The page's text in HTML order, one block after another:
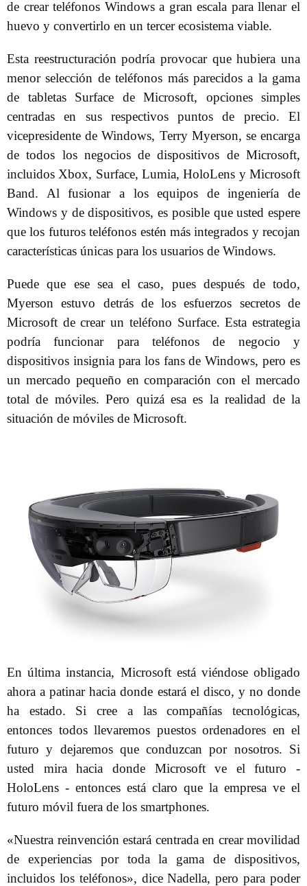
de crear teléfonos Windows a gran escala para llenar el
huevo y convertirlo en un tercer ecosistema viable.
Esta reestructuración podría provocar que hubiera una
menor selección de teléfonos más parecidos a la gama
de tabletas Surface de Microsoft, opciones simples
centradas en sus respectivos puntos de precio. El
vicepresidente de Windows, Terry Myerson, se encarga
de todos los negocios de dispositivos de Microsoft,
incluidos Xbox, Surface, Lumia, HoloLens y Microsoft
Band. Al fusionar a los equipos de ingeniería de
Windows y de dispositivos, es posible que usted espere
que los futuros teléfonos estén más integrados y recojan
características únicas para los usuarios de Windows.
Puede que ese sea el caso, pues después de todo,
Myerson estuvo detrás de los esfuerzos secretos de
Microsoft de crear un teléfono Surface. Esta estrategia
podría funcionar para teléfonos de negocio y
dispositivos insignia para los fans de Windows, pero es
un mercado pequeño en comparación con el mercado
total de móviles. Pero quizá esa es la realidad de la
situación de móviles de Microsoft.
En última instancia, Microsoft está viéndose obligado
ahora a patinar hacia donde estará el disco, y no donde
ha estado. Si cree a las compañías tecnológicas,
entonces todos llevaremos puestos ordenadores en el
futuro y dejaremos que conduzcan por nosotros. Si
usted mira hacia donde Microsoft ve el futuro -
HoloLens - entonces está claro que la empresa ve el
futuro móvil fuera de los smartphones.
«Nuestra reinvención estará centrada en crear movilidad
de experiencias por toda la gama de dispositivos,
incluidos los teléfonos», dice Nadella, pero para poder